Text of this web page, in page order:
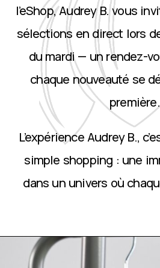
l’eShop, Audrey B. vous
sélections en direct lors
du mardi — un rendez-
chaque nouveauté se
première.
L’expérience Audrey B.,
simple shopping : une
dans un univers où